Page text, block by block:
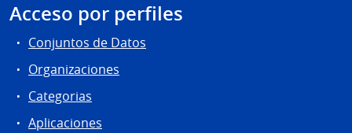
Acceso por perfiles
Conjuntos de Datos
Organizaciones
Categorias
Aplicaciones